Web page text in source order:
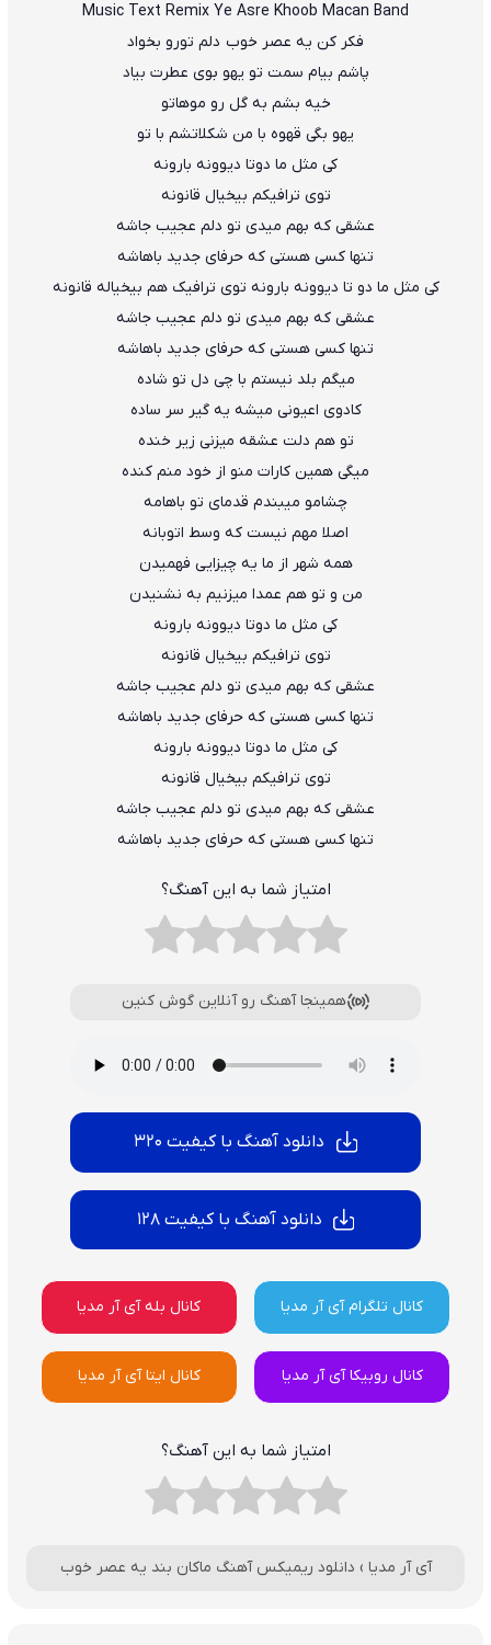
Music Text Remix Ye Asre Khoob Macan Band
فکر کن یه عصر خوب دلم تورو بخواد
پاشم بیام سمت تو یهو بوی عطرت بیاد
خیه بشم به گل رو موهاتو
یهو بگی قهوه با من شکلاتشم با تو
کی مثل ما دوتا دیوونه بارونه
توی ترافیکم بیخیال قانونه
عشقی که بهم میدی تو دلم عجیب جاشه
تنها کسی هستی که حرفای جدید باهاشه
کی مثل ما دو تا دیوونه بارونه توی ترافیک هم بیخیاله قانونه
عشقی که بهم میدی تو دلم عجیب جاشه
تنها کسی هستی که حرفای جدید باهاشه
میگم بلد نیستم با چی دل تو شاده
کادوی اعیونی میشه یه گیر سر ساده
تو هم دلت عشقه میزنی زیر خنده
میگی همین کارات منو از خود منم کنده
چشامو میبندم قدمای تو باهامه
اصلا مهم نیست که وسط اتوبانه
همه شهر از ما یه چیزایی فهمیدن
من و تو هم عمدا میزنیم به نشنیدن
کی مثل ما دوتا دیوونه بارونه
توی ترافیکم بیخیال قانونه
عشقی که بهم میدی تو دلم عجیب جاشه
تنها کسی هستی که حرفای جدید باهاشه
کی مثل ما دوتا دیوونه بارونه
توی ترافیکم بیخیال قانونه
عشقی که بهم میدی تو دلم عجیب جاشه
تنها کسی هستی که حرفای جدید باهاشه
امتیاز شما به این آهنگ؟
همینجا آهنگ رو آنلاین گوش کنین
دانلود آهنگ با کیفیت 320
دانلود آهنگ با کیفیت 128
کانال تلگرام آی آر مدیا کانال بله آی آر مدیا
کانال روبیکا آی آر مدیا کانال ایتا آی آر مدیا
امتیاز شما به این آهنگ؟
آی آر مدیا › دانلود ریمیکس آهنگ ماکان بند یه عصر خوب